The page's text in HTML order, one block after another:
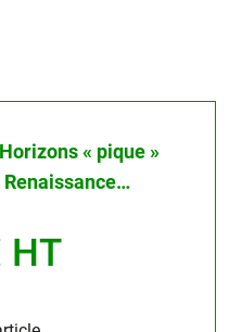
« pique »
HT